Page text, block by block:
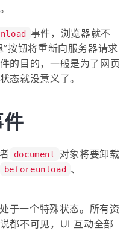
事件，浏览器就不
按钮将重新向服务器请求
的目的，一般是为了网页
态就没意义了。
document
对象将要卸载
beforeunload 、
于一个特殊状态。所有资
都不可见，UI 互动全部